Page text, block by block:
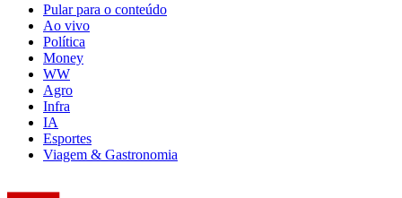
Pular para o conteúdo
Ao vivo
Política
Money
WW
Agro
Infra
IA
Esportes
Viagem & Gastronomia